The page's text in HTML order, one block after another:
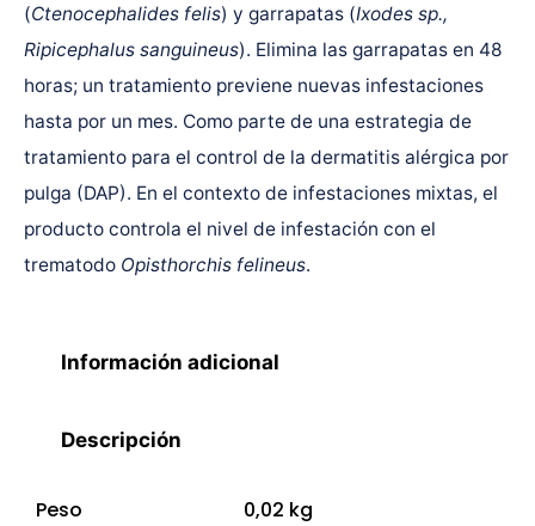
(Ctenocephalides felis) y garrapatas (Ixodes sp.,
Ripicephalus sanguineus). Elimina las garrapatas en 48
horas; un tratamiento previene nuevas infestaciones
hasta por un mes. Como parte de una estrategia de
tratamiento para el control de la dermatitis alérgica por
pulga (DAP). En el contexto de infestaciones mixtas, el
producto controla el nivel de infestación con el
trematodo Opisthorchis felineus.
Información adicional
Descripción
Peso
0,02 kg